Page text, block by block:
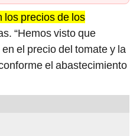
los precios de los
“Hemos visto que
el precio del tomate y la
el abastecimiento